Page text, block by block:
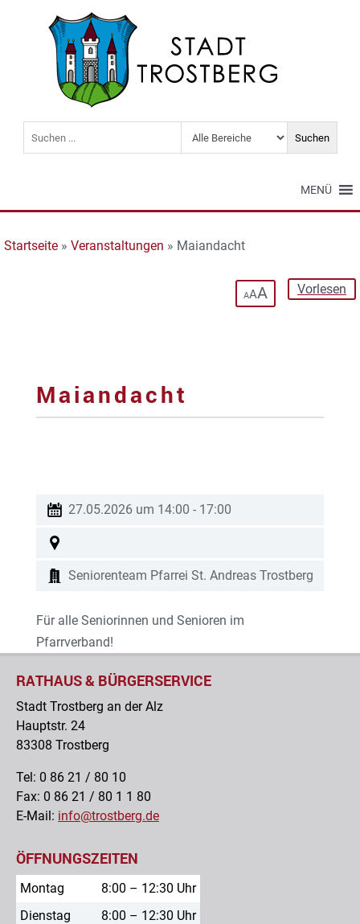
MENÜ
Startseite » Veranstaltungen » Maiandacht
Vorlesen
AAA
Maiandacht
27.05.2026 um 14:00 - 17:00
Seniorenteam Pfarrei St. Andreas Trostberg
Für alle Seniorinnen und Senioren im
Pfarrverband!
RATHAUS & BÜRGERSERVICE
Stadt Trostberg an der Alz
Hauptstr. 24
83308 Trostberg
Tel: 0 86 21 / 80 10
Fax: 0 86 21 / 80 1 1 80
E-Mail: info@trostberg.de
ÖFFNUNGSZEITEN
Montag
8:00 – 12:30 Uhr
Dienstag
8:00 – 12:30 Uhr